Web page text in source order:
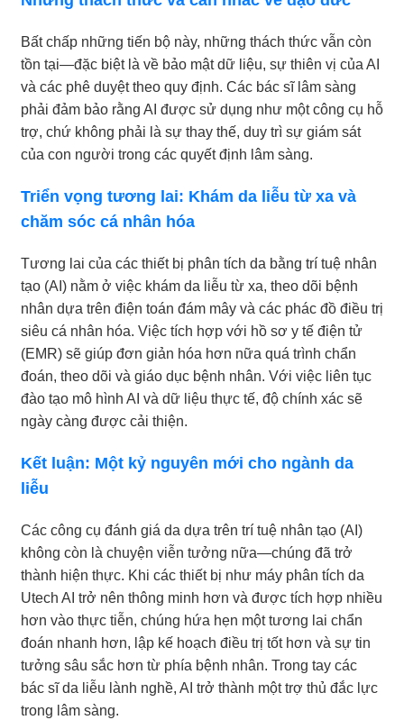
Bất chấp những tiến bộ này, những thách thức vẫn còn
tồn tại—đặc biệt là về bảo mật dữ liệu, sự thiên vị của AI
và các phê duyệt theo quy định. Các bác sĩ lâm sàng
phải đảm bảo rằng AI được sử dụng như một công cụ hỗ
trợ, chứ không phải là sự thay thế, duy trì sự giám sát
của con người trong các quyết định lâm sàng.
Triển vọng tương lai: Khám da liễu từ xa và
chăm sóc cá nhân hóa
Tương lai của các thiết bị phân tích da bằng trí tuệ nhân
tạo (AI) nằm ở việc khám da liễu từ xa, theo dõi bệnh
nhân dựa trên điện toán đám mây và các phác đồ điều trị
siêu cá nhân hóa. Việc tích hợp với hồ sơ y tế điện tử
(EMR) sẽ giúp đơn giản hóa hơn nữa quá trình chẩn
đoán, theo dõi và giáo dục bệnh nhân. Với việc liên tục
đào tạo mô hình AI và dữ liệu thực tế, độ chính xác sẽ
ngày càng được cải thiện.
Kết luận: Một kỷ nguyên mới cho ngành da
liễu
Các công cụ đánh giá da dựa trên trí tuệ nhân tạo (AI)
không còn là chuyện viễn tưởng nữa—chúng đã trở
thành hiện thực. Khi các thiết bị như máy phân tích da
Utech AI trở nên thông minh hơn và được tích hợp nhiều
hơn vào thực tiễn, chúng hứa hẹn một tương lai chẩn
đoán nhanh hơn, lập kế hoạch điều trị tốt hơn và sự tin
tưởng sâu sắc hơn từ phía bệnh nhân. Trong tay các
bác sĩ da liễu lành nghề, AI trở thành một trợ thủ đắc lực
trong lâm sàng.